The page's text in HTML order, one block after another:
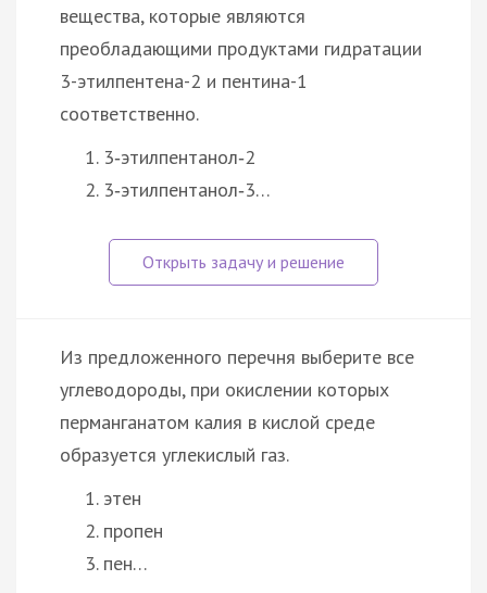
вещества, которые являются
преобладающими продуктами гидратации
3-этилпентена-2 и пентина-1
соответственно.
3‑этилпентанол‑2
3‑этилпентанол‑3…
Из предложенного перечня выберите все
углеводороды, при окислении которых
перманганатом калия в кислой среде
образуется углекислый газ.
этен
пропен
пен…